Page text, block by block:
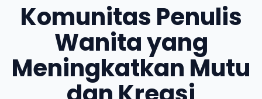
Komunitas Penulis
Wanita yang
Meningkatkan Mutu